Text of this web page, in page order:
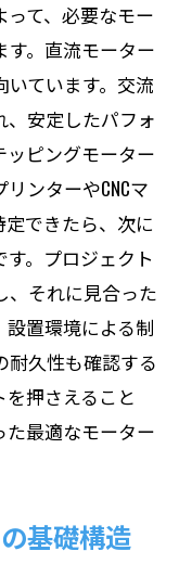
定に関するア
性を理解する
における注意
際の基本知
の基本仕様の
する方法
項目
ェックリスト
方法
見極め方
て、必要なモー
。直流モーター
ています。交流
、安定したパフォ
ピングモーター
ンターやCNCマ
できたら、次に
。プロジェクト
、それに見合った
置環境による制
耐久性も確認する
押さえること
最適なモーター
基礎構造